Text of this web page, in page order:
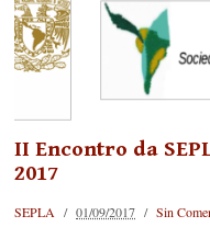
II Encontro da
2017
SEPLA 01/09/2017 Sin